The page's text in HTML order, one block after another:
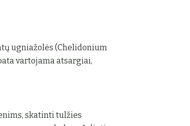
ugniažolės (Chelidonium
vartojama atsargiai,
skatinti tulžies